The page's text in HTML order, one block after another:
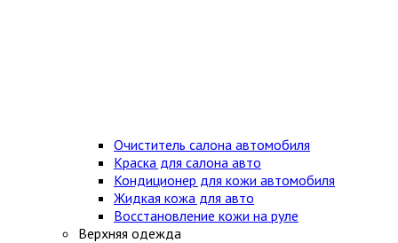
Очиститель салона автомобиля
Краска для салона авто
Кондиционер для кожи автомобиля
Жидкая кожа для авто
Восстановление кожи на руле
Верхняя одежда